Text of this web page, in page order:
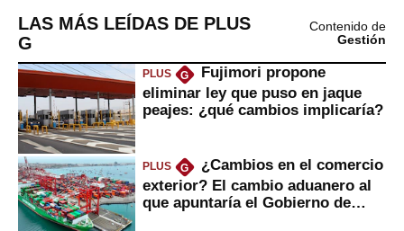
LAS MÁS LEÍDAS DE PLUS
G
Contenido de
Gestión
PLUS G
Fujimori propone
eliminar ley que puso en jaque
peajes: ¿qué cambios implicaría?
PLUS G
¿Cambios en el comercio
exterior? El cambio aduanero al
que apuntaría el Gobierno de